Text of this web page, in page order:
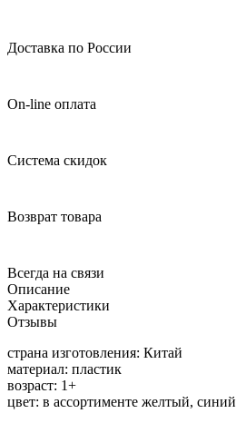
Доставка по России
On-line оплата
Система скидок
Возврат товара
Всегда на связи
Описание
Характеристики
Отзывы
страна изготовления: Китай
материал: пластик
возраст: 1+
цвет: в ассортименте желтый, синий